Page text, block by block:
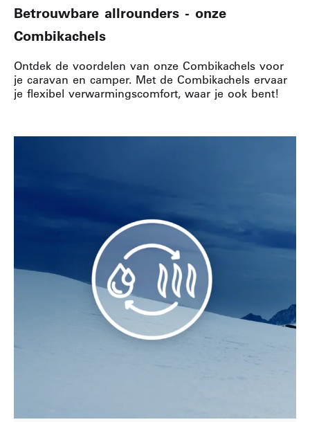
Betrouwbare allrounders - onze
Combikachels
Ontdek de voordelen van onze Combikachels voor
je caravan en camper. Met de Combikachels ervaar
je flexibel verwarmingscomfort, waar je ook bent!